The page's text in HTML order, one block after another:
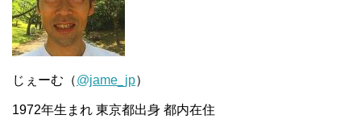
じぇーむ（@jame_jp）
1972年生まれ 東京都出身 都内在住